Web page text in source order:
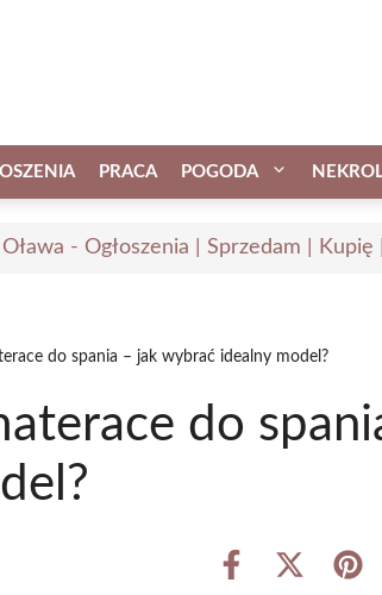
PRACA POGODA
Oława - Ogłoszenia | Sprzedam |
do spania – jak wybrać idealny model?
do
Share
Share